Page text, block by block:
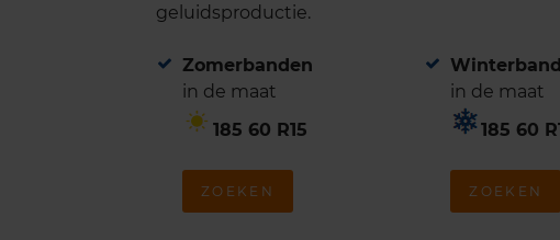
geluidsproductie.
Zomerbanden
in de maat
185 60 R15
ZOEKEN
in de maat
185 60
ZOEKEN